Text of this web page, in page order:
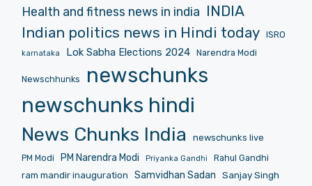
Health and fitness news in india
INDIA
Indian politics news in Hindi today
ISRO
karnataka Lok Sabha Elections 2024 Narendra Modi
Newschhunks
newschunks
newschunks hindi
News Chunks India
newschunks live
PM Modi
PM Narendra Modi Priyanka Gandhi
Rahul Gandhi
ram mandir inauguration
Samvidhan Sadan Sanjay Singh